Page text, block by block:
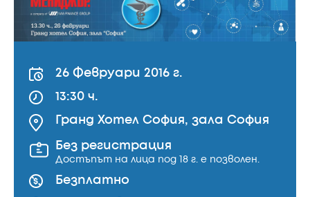
26 Февруари 2016 г.
13:30 ч.
Гранд Хотел София, зала София
Без регистрация
Достъпът на лица под 18 г. е позволен.
Безплатно